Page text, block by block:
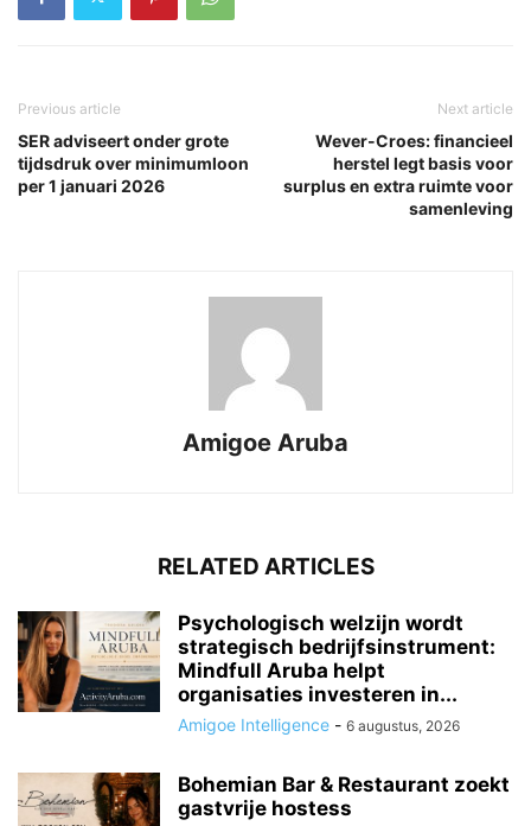
Previous article
SER adviseert onder grote
tijdsdruk over minimumloon
per 1 januari 2026
Next article
Wever-Croes: financieel
herstel legt basis voor
surplus en extra ruimte voor
samenleving
Amigoe Aruba
RELATED ARTICLES
Psychologisch welzijn wordt
strategisch bedrijfsinstrument:
Mindfull Aruba helpt
organisaties investeren in...
Amigoe Intelligence - 6 augustus, 2026
Bohemian Bar & Restaurant zoekt
gastvrije hostess